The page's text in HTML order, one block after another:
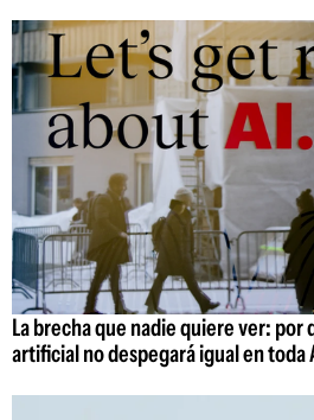
La brecha que nadie quiere ver: por
artificial no despegará igual en toda